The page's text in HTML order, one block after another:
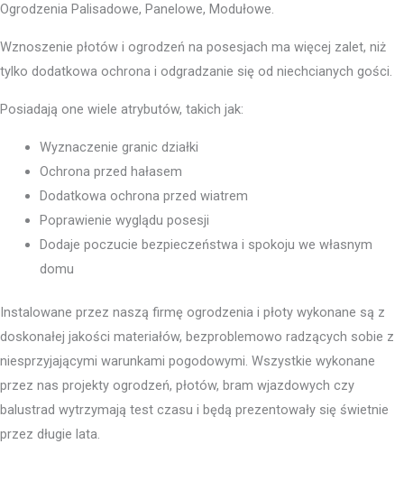
Ogrodzenia Palisadowe, Panelowe, Modułowe.
Wznoszenie płotów i ogrodzeń na posesjach ma więcej zalet, niż
tylko dodatkowa ochrona i odgradzanie się od niechcianych gości.
Posiadają one wiele atrybutów, takich jak:
Wyznaczenie granic działki
Ochrona przed hałasem
Dodatkowa ochrona przed wiatrem
Poprawienie wyglądu posesji
Dodaje poczucie bezpieczeństwa i spokoju we własnym
domu
Instalowane przez naszą firmę ogrodzenia i płoty wykonane są z
doskonałej jakości materiałów, bezproblemowo radzących sobie z
niesprzyjającymi warunkami pogodowymi. Wszystkie wykonane
przez nas projekty ogrodzeń, płotów, bram wjazdowych czy
balustrad wytrzymają test czasu i będą prezentowały się świetnie
przez długie lata.